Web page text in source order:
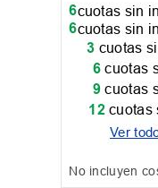
6cuotas sin
6cuotas sin
3 cuotas
6 cuotas
9 cuotas
12 cuotas
Ver
No incluyen